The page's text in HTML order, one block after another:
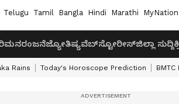
Telugu Tamil Bangla Hindi Marathi MyNation
ಮನರಂಜನೆಜ್ಯೋತಿಷ್ಯವೆಬ್‌ಸ್ಟೋರೀಸ್ಜಿಲ್ಲಾ ಸುದ್ದಿ
Rains Today's Horoscope Prediction